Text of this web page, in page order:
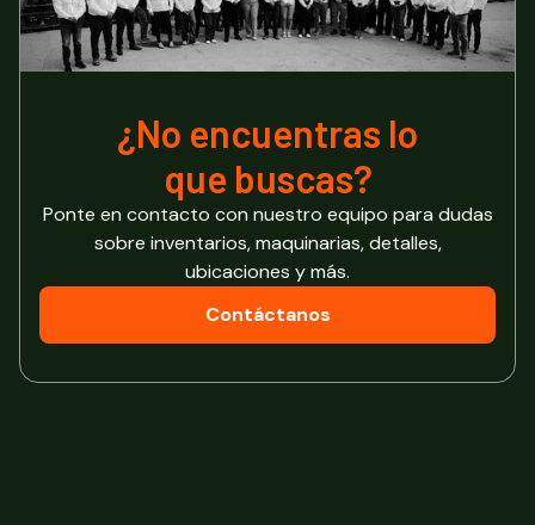
¿No encuentras lo
que buscas?
Ponte en contacto con nuestro equipo para dudas
sobre inventarios, maquinarias, detalles,
ubicaciones y más.
Contáctanos